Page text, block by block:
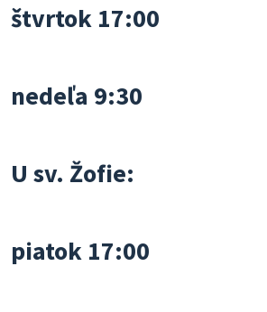
štvrtok 17:00
nedeľa 9:30
U sv. Žofie:
piatok 17:00